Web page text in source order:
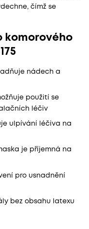
čímž se
komorového
nádech a
použití se
léčiv
ulpívání léčiva na
je příjemná na
pro usnadnění
bez obsahu latexu